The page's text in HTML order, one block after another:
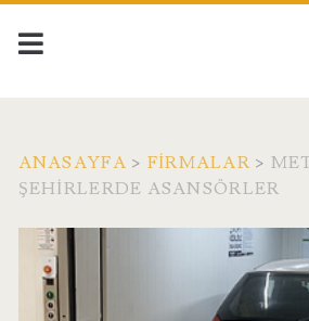
ANASAYFA > FIRMALAR>
ŞEHIRLERDE ASANSÖRLER